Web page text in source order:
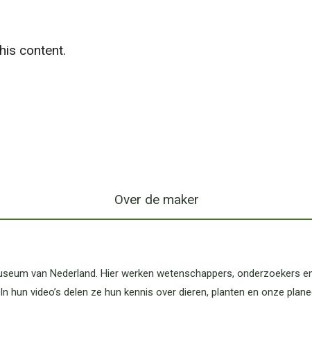
content.
Over de maker
van Nederland. Hier werken wetenschappers, onderzoekers
hun video’s delen ze hun kennis over dieren, planten en onze